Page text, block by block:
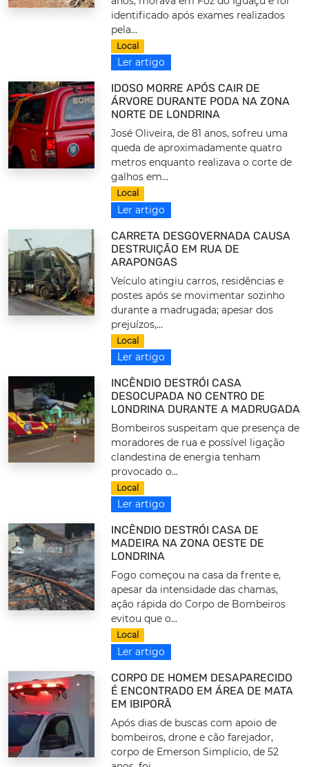
identificado após exames realizados
pela...
Local
Ler artigo
IDOSO MORRE APÓS CAIR DE
ÁRVORE DURANTE PODA NA ZONA
NORTE DE LONDRINA
José Oliveira, de 81 anos, sofreu uma
queda de aproximadamente quatro
metros enquanto realizava o corte de
galhos em...
Local
Ler artigo
CARRETA DESGOVERNADA CAUSA
DESTRUIÇÃO EM RUA DE
ARAPONGAS
Veículo atingiu carros, residências e
postes após se movimentar sozinho
durante a madrugada; apesar dos
prejuízos,...
Local
Ler artigo
INCÊNDIO DESTRÓI CASA
DESOCUPADA NO CENTRO DE
LONDRINA DURANTE A MADRUGADA
Bombeiros suspeitam que presença de
moradores de rua e possível ligação
clandestina de energia tenham
provocado o...
Local
Ler artigo
INCÊNDIO DESTRÓI CASA DE
MADEIRA NA ZONA OESTE DE
LONDRINA
Fogo começou na casa da frente e,
apesar da intensidade das chamas,
ação rápida do Corpo de Bombeiros
evitou que o...
Local
Ler artigo
CORPO DE HOMEM DESAPARECIDO
É ENCONTRADO EM ÁREA DE MATA
EM IBIPORÃ
Após dias de buscas com apoio de
bombeiros, drone e cão farejador,
corpo de Emerson Simplicio, de 52